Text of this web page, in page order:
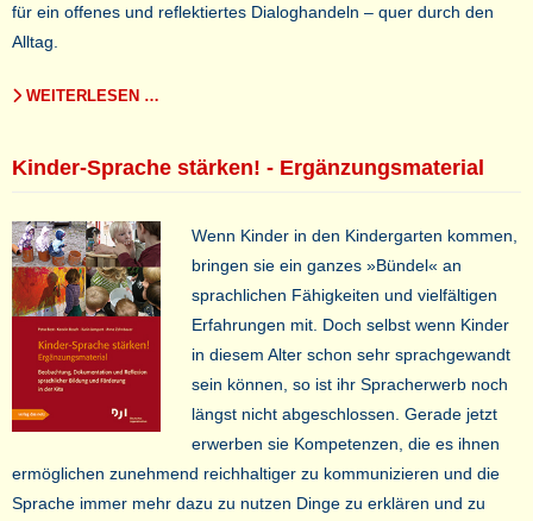
für ein offenes und reflektiertes Dialoghandeln – quer durch den
Alltag.
WEITERLESEN …
Kinder-Sprache stärken! - Ergänzungsmaterial
Wenn Kinder in den Kindergarten kommen,
bringen sie ein ganzes »Bündel« an
sprachlichen Fähigkeiten und vielfältigen
Erfahrungen mit. Doch selbst wenn Kinder
in diesem Alter schon sehr sprachgewandt
sein können, so ist ihr Spracherwerb noch
längst nicht abgeschlossen. Gerade jetzt
erwerben sie Kompetenzen, die es ihnen
ermöglichen zunehmend reichhaltiger zu kommunizieren und die
Sprache immer mehr dazu zu nutzen Dinge zu erklären und zu